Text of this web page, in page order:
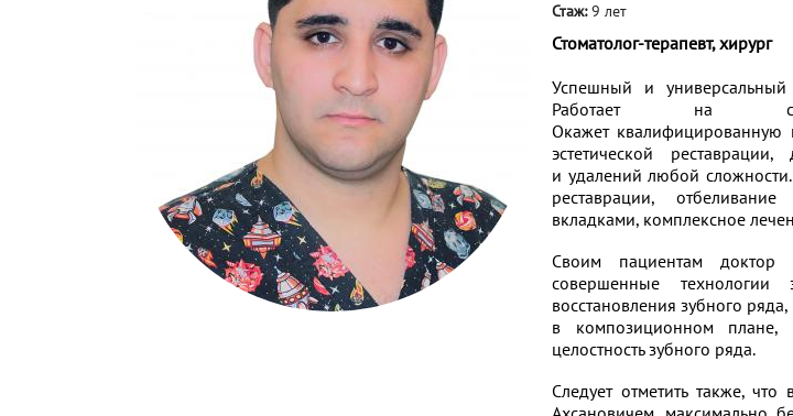
Стаж:9 лет
Стоматолог-терапевт, хирург
Успешный и универсальный
Работает на
Окажет
эстетической
и удалений любой сложности.
реставрации,
вкладками, комплексное
Своим пациентам
совершенные технологии
восстановления зубного
в композиционном
целостность зубного ряда.
Следует отметить также,